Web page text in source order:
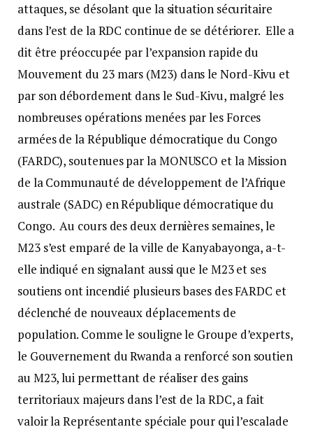
attaques, se désolant que la situation sécuritaire
dans l’est de la RDC continue de se détériorer. Elle a
dit être préoccupée par l’expansion rapide du
Mouvement du 23 mars (M23) dans le Nord-Kivu et
par son débordement dans le Sud-Kivu, malgré les
nombreuses opérations menées par les Forces
armées de la République démocratique du Congo
(FARDC), soutenues par la MONUSCO et la Mission
de la Communauté de développement de l’Afrique
australe (SADC) en République démocratique du
Congo. Au cours des deux dernières semaines, le
M23 s’est emparé de la ville de Kanyabayonga, a-t-
elle indiqué en signalant aussi que le M23 et ses
soutiens ont incendié plusieurs bases des FARDC et
déclenché de nouveaux déplacements de
population. Comme le souligne le Groupe d’experts,
le Gouvernement du Rwanda a renforcé son soutien
au M23, lui permettant de réaliser des gains
territoriaux majeurs dans l’est de la RDC, a fait
valoir la Représentante spéciale pour qui l’escalade